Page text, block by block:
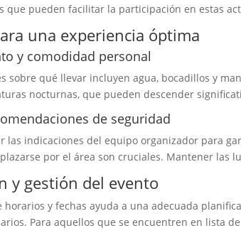
que pueden facilitar la participación en estas
una experiencia óptima
y comodidad personal
sobre qué llevar incluyen agua, bocadillos y
nocturnas, que pueden descender
de seguridad
las indicaciones del equipo organizador para
por el área son cruciales. Mantener las
y gestión del evento
horarios y fechas ayuda a una adecuada
Para aquellos que se encuentren en lista